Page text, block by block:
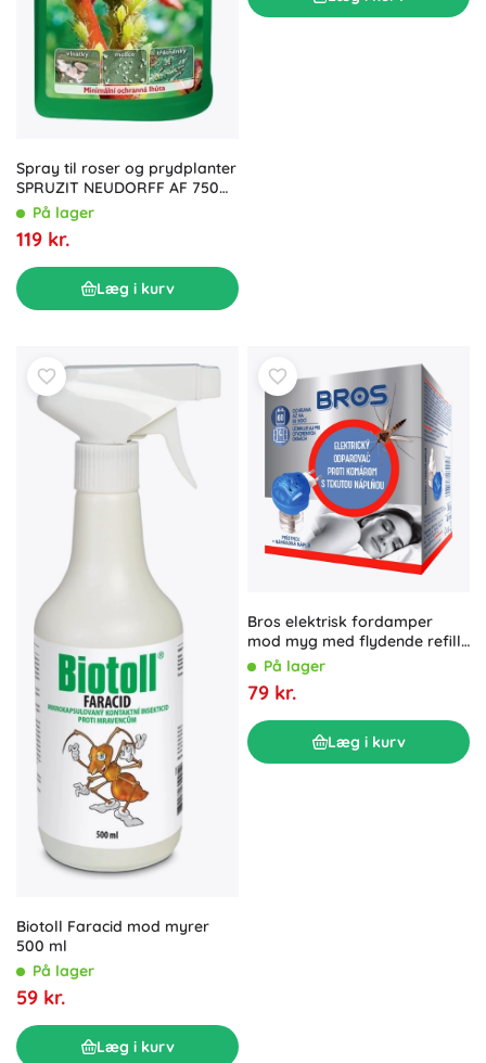
Spray til roser og prydplanter
SPRUZIT NEUDORFF AF 750
mlPå lager
119 kr.
Læg i kurv
Biotoll Faracid mod myrer
500 ml
På lager
59 kr.
Læg i kurv
Bros elektrisk fordamper
mod myg med flydende refill
– 60 nætter
På lager
79 kr.
Læg i kurv